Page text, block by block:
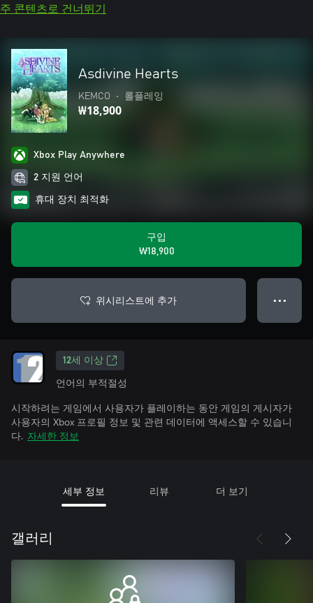
주 콘텐츠로 건너뛰기
Asdivine Hearts
KEMCO • 롤플레잉
₩18,900
Xbox Play Anywhere
2 지원 언어
휴대 장치 최적화
구입
₩18,900
위시리스트에 추가 ● ● ●
12세 이상
언어의 부적절성
시작하려는 게임에서 사용자가 플레이하는 동안 게임의 게시자가
사용자의 Xbox 프로필 정보 및 관련 데이터에 액세스할 수 있습니
다. 자세한 정보
세부 정보 리뷰 더 보기
갤러리